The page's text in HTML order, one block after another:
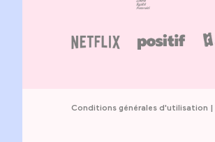
Conditions générales d'utilisation